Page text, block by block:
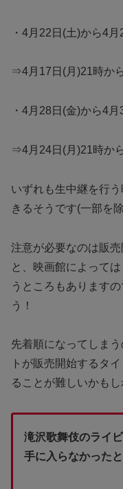
・4月22日(土)から4
⇒4月17日(月)21時か
・4月28日(金)から4
⇒4月24日(月)21時か
いずれも生中継を行
きるそうです(一部を除
注意が必要なのは販
と、映画館によって
うところもあります
う！
先着順になってしま
トが販売開始するタ
ることが難しいかもし
滝沢歌舞伎のライ
手に入らなかった